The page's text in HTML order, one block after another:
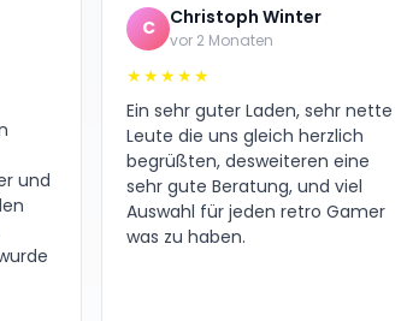
und
C Christoph Winter
vor 2 Monaten
★★★★★
Ein sehr guter Laden, sehr nette
Leute die uns gleich herzlich
begrüßten, desweiteren eine
sehr gute Beratung, und viel
Auswahl für jeden retro Gamer
was zu haben.